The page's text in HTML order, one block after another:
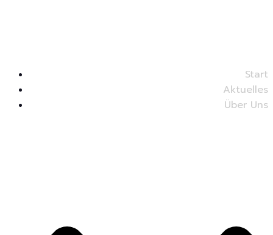
Start
Aktuelles
Über Uns